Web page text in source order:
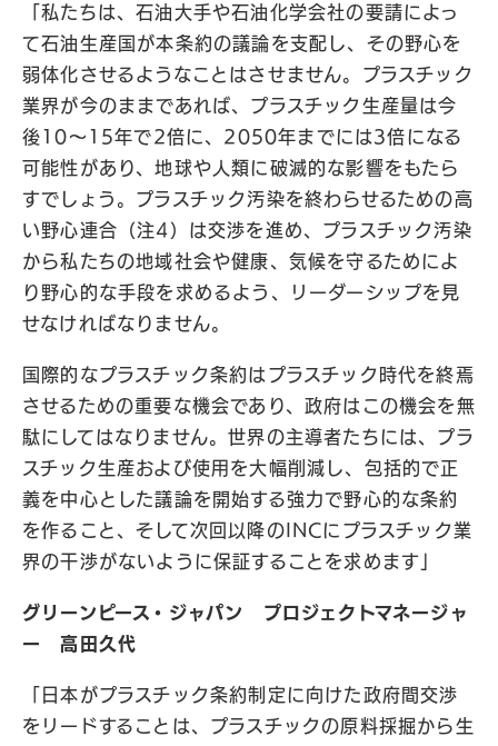
「私たちは、石油大手や石油化学会社の要請によっ
て石油生産国が本条約の議論を支配し、その野心を
弱体化させるようなことはさせません。プラスチック
業界が今のままであれば、プラスチック生産量は今
後10〜15年で2倍に、2050年までには3倍になる
可能性があり、地球や人類に破滅的な影響をもたら
すでしょう。プラスチック汚染を終わらせるための高
い野心連合（注4）は交渉を進め、プラスチック汚染
から私たちの地域社会や健康、気候を守るためによ
り野心的な手段を求めるよう、リーダーシップを見
せなければなりません。
国際的なプラスチック条約はプラスチック時代を終焉
させるための重要な機会であり、政府はこの機会を無
駄にしてはなりません。世界の主導者たちには、プラ
スチック生産および使用を大幅削減し、包括的で正
義を中心とした議論を開始する強力で野心的な条約
を作ること、そして次回以降のINCにプラスチック業
界の干渉がないように保証することを求めます」
グリーンピース・ジャパン プロジェクトマネージャ
ー 高田久代
「日本がプラスチック条約制定に向けた政府間交渉
をリードすることは、プラスチックの原料採掘から生